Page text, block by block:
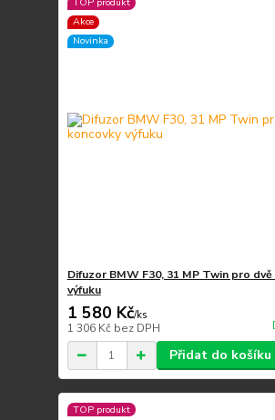
Akce
Novinka
Difuzor BMW F30, 31 MP Twin pro
výfuku
1 580 Kč/ks
1 306 Kč bez DPH
Přidat do košíku
TOP produkt